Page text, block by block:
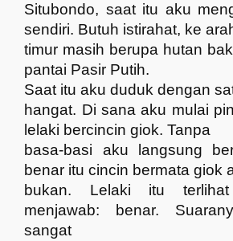
Situbondo, saat itu aku
sendiri. Butuh istirahat, ke
timur masih berupa hutan
pantai Pasir Putih.
Saat itu aku duduk dengan
hangat. Di sana aku mulai
lelaki bercincin giok. Tanpa
basa-basi aku langsung
benar itu cincin bermata giok
bukan. Lelaki itu
menjawab: benar.
sangat